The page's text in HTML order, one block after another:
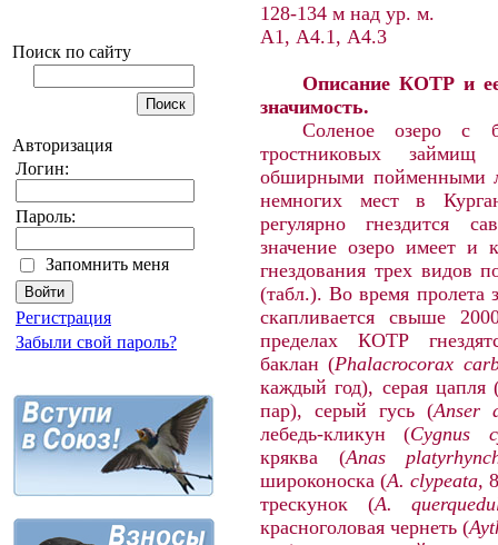
Поиск по сайту
Авторизация
Логин:
Пароль:
Запомнить меня
Регистрация
Забыли свой пароль?
128-134 м над ур. м.
A1, A4.1, A4.3
Описание КОТР и ее
значимость.
Соленое озеро с
тростниковых
обширными пойменными
немногих мест в
регулярно гнездится
значение озеро имеет и
гнездования трех видов
(табл.). Во время пролета
скапливается свыше
пределах КОТР
баклан (Phalacrocorax
каждый год), серая цапля
пар), серый гусь (Anser
лебедь-кликун (Cygnus
кряква (Anas
широконоска (A. clypeata,
трескунок (A.
красноголовая чернеть (